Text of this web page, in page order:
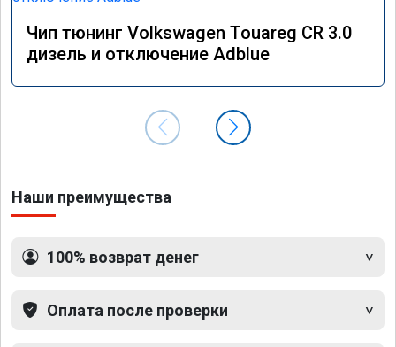
Чип тюнинг Volkswagen Touareg CR 3.0
дизель и отключение Adblue
Наши преимущества
100% возврат денег
Оплата после проверки